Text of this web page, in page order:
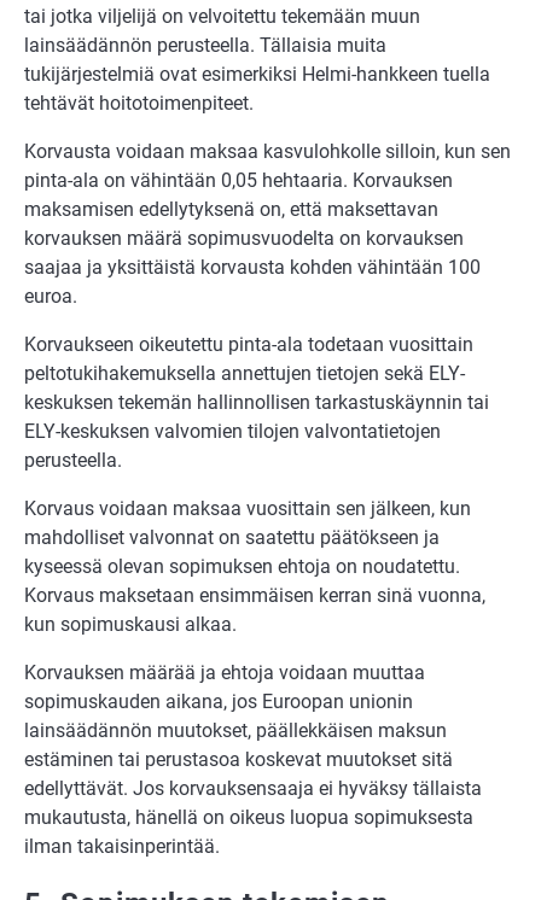
tai jotka viljelijä on velvoitettu tekemään muun
lainsäädännön perusteella. Tällaisia muita
tukijärjestelmiä ovat esimerkiksi Helmi-hankkeen tuella
tehtävät hoitotoimenpiteet.
Korvausta voidaan maksaa kasvulohkolle silloin, kun sen
pinta-ala on vähintään 0,05 hehtaaria. Korvauksen
maksamisen edellytyksenä on, että maksettavan
korvauksen määrä sopimusvuodelta on korvauksen
saajaa ja yksittäistä korvausta kohden vähintään 100
euroa.
Korvaukseen oikeutettu pinta-ala todetaan vuosittain
peltotukihakemuksella annettujen tietojen sekä ELY-
keskuksen tekemän hallinnollisen tarkastuskäynnin tai
ELY-keskuksen valvomien tilojen valvontatietojen
perusteella.
Korvaus voidaan maksaa vuosittain sen jälkeen, kun
mahdolliset valvonnat on saatettu päätökseen ja
kyseessä olevan sopimuksen ehtoja on noudatettu.
Korvaus maksetaan ensimmäisen kerran sinä vuonna,
kun sopimuskausi alkaa.
Korvauksen määrää ja ehtoja voidaan muuttaa
sopimuskauden aikana, jos Euroopan unionin
lainsäädännön muutokset, päällekkäisen maksun
estäminen tai perustasoa koskevat muutokset sitä
edellyttävät. Jos korvauksensaaja ei hyväksy tällaista
mukautusta, hänellä on oikeus luopua sopimuksesta
ilman takaisinperintää.